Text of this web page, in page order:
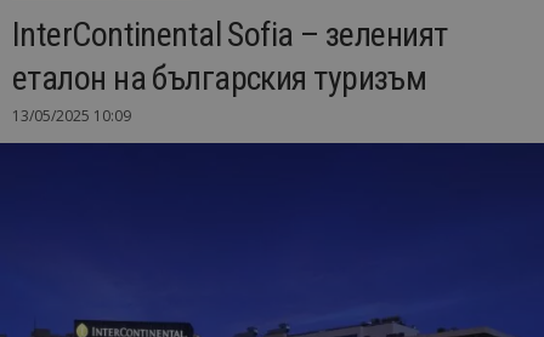
InterContinental Sofia – зеленият
еталон на българския туризъм
13/05/2025 10:09